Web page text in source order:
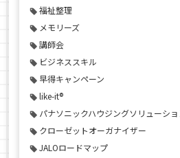
福祉整理
メモリーズ
講師会
ビジネススキル
早得キャンペーン
like-it®
パナソニックハウジングソリューシ
クローゼットオーガナイザー
JALOロードマップ